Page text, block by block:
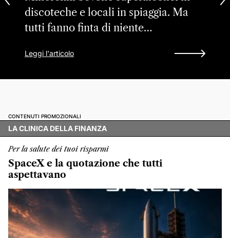
discoteche e locali in spiaggia. Ma
tutti fanno finta di niente…
Leggi l'articolo
CONTENUTI PROMOZIONALI
LA CLINICA DELLA FINANZA
Per la salute dei tuoi risparmi
SpaceX e la quotazione che tutti
aspettavano